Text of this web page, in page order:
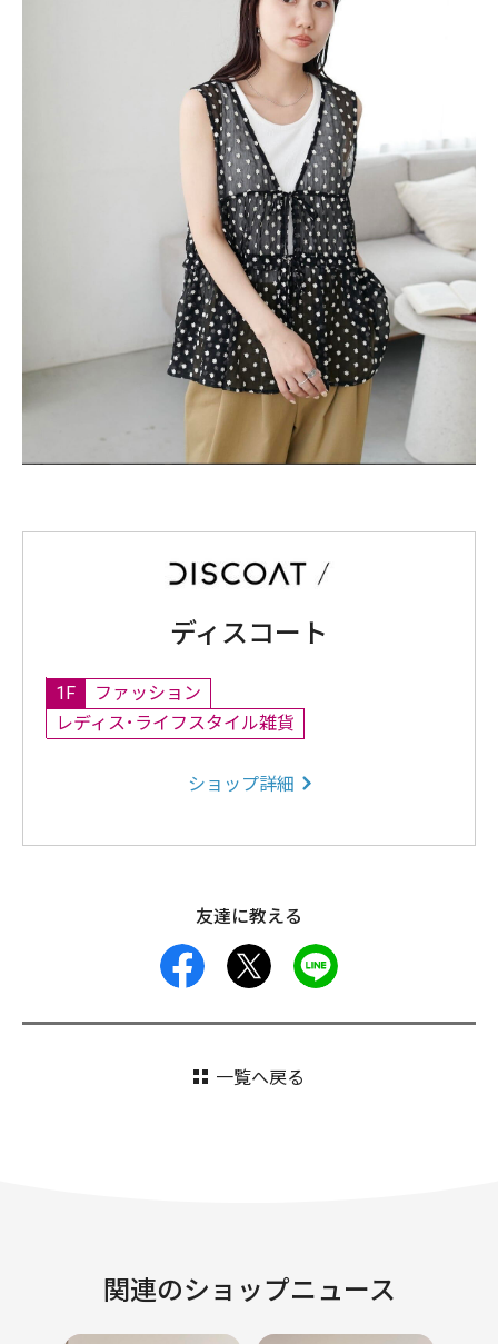
ディスコート
1F
ファッション
レディス･ライフスタイル雑貨
ショップ詳細
友達に教える
facebook
一覧へ戻る
関連のショップニュース